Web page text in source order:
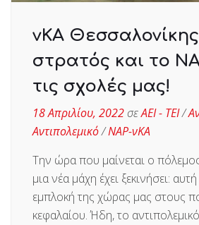
νΚΑ
στρατός και το
τις σχολές μας!
18 Απριλίου, 2022σεΑΕΙ - ΤΕΙ/
Αντιπολεμικό/ΝΑΡ-νΚΑ
Την ώρα που μαίνεται ο
μια νέα μάχη έχει ξεκινήσει:
εμπλοκή της χώρας μας στους
κεφαλαίου. Ήδη, το